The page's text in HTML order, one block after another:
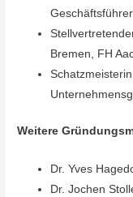
Bremen, FH
Weitere
Dr. Yves
Dr. Jochen